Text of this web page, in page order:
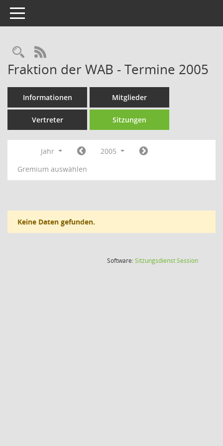
Toggle navigation
Rechercheauswahl
RSS-Feed
Fraktion der WAB - Termine 2005
Informationen Mitglieder
Vertreter Sitzungen
Jahr
2005
Gremium auswählen
Keine Daten gefunden.
Software:SitzungsdienstSession(Wird in